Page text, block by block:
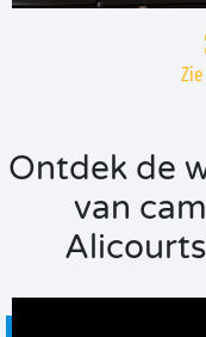
Ontdek de
van